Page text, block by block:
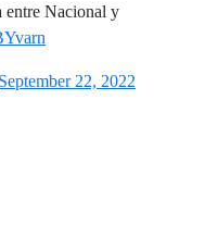
entre Nacional y
September 22, 2022